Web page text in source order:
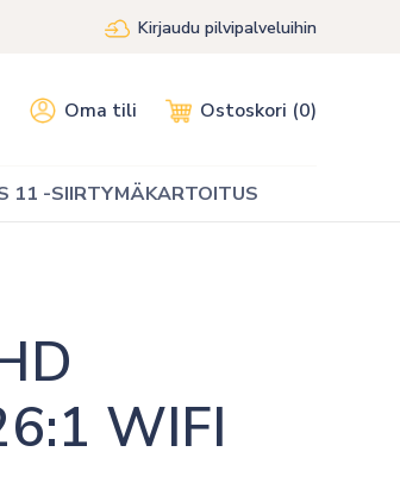
Kirjaudu pilvipalveluihin
Oma tili Ostoskori (0)
11 -SIIRTYMÄKARTOITUS
WIFI